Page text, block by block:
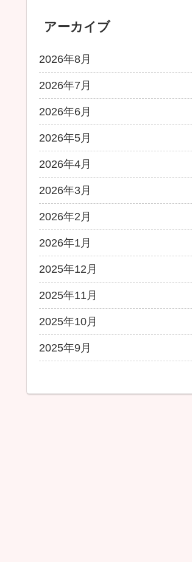
アーカイブ
2026年8月
2026年7月
2026年6月
2026年5月
2026年4月
2026年3月
2026年2月
2026年1月
2025年12月
2025年11月
2025年10月
2025年9月